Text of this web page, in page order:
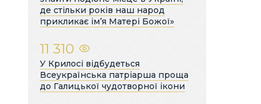
де стільки років наш народ
прикликає ім’я Матері Божої»
11 310
У Крилосі відбудеться
Всеукраїнська патріарша проща
до Галицької чудотворної ікони